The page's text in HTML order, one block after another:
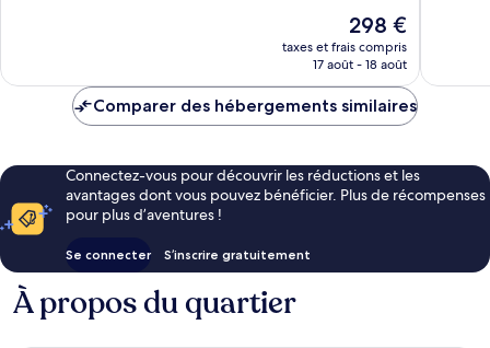
Le
nouveau
prix
de
298 €
taxes et frais compris
17 août - 18 août
Comparer des hébergements similaires
Connectez-vous pour découvrir les réductions et les
avantages dont vous pouvez bénéficier. Plus de récompenses
pour plus d’aventures !
Se connecter S’inscrire gratuitement
À propos du quartier